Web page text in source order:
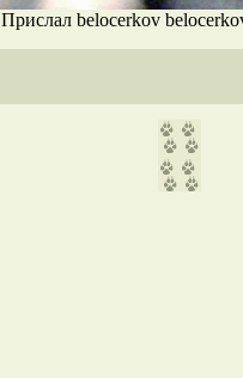
Прислал belocerkov